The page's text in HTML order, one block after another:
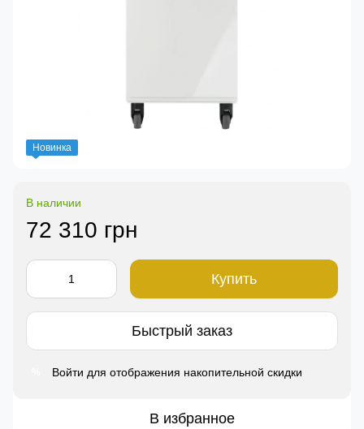
Новинка
В наличии
72 310 грн
Купить
Быстрый заказ
Войти для отображения накопительной скидки
В избранное